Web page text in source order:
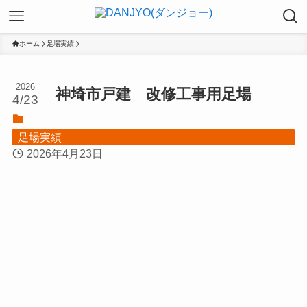
ホーム 足場実績
神埼市戸建 改修工事用足場
2026
4/23
足場実績
2026年4月23日